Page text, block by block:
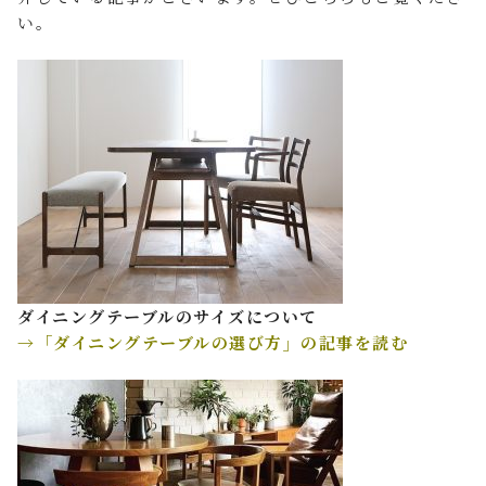
い。
ダイニングテーブルのサイズについて
→「ダイニングテーブルの選び方」の記事を読む